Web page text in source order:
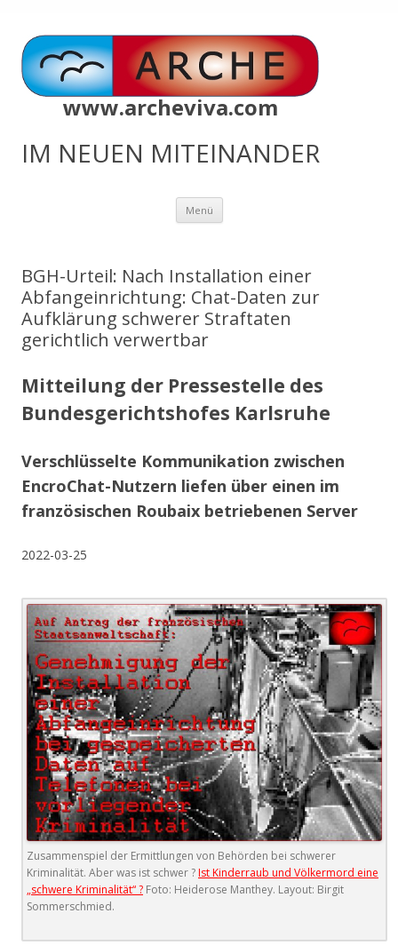
www.archeviva.com
IM NEUEN MITEINANDER
Menü Zum
springen
BGH-Urteil: Nach Installation einer
Abfangeinrichtung: Chat-Daten zur
Aufklärung schwerer Straftaten
gerichtlich verwertbar
Mitteilung der Pressestelle des
Bundesgerichtshofes Karlsruhe
Verschlüsselte Kommunikation zwischen
EncroChat-Nutzern liefen über einen im
französischen Roubaix betriebenen Server
2022-03-25
Zusammenspiel der Ermittlungen von Behörden bei schwerer
Kriminalität. Aber was ist schwer ? Ist Kinderraub und Völkermord eine
„schwere Kriminalität“ ? Foto: Heiderose Manthey. Layout: Birgit
Sommerschmied.